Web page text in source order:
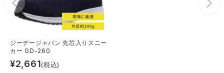
ジーデージャパン 先芯入りスニー
カー GD-260
¥2,661(税込)